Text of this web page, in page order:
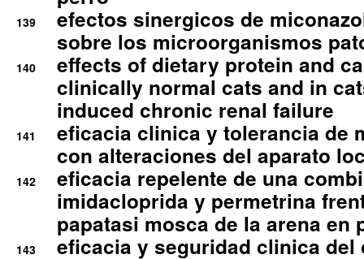
139
efectos sinergicos de
sobre los microorganismos
140
effects of dietary protein and
clinically normal cats and in
induced chronic renal failure
141
eficacia clinica y tolerancia de
con alteraciones del aparato
142
eficacia repelente de una
imidacloprida y permetrina
papatasi mosca de la arena en
143
eficacia y seguridad clinica del